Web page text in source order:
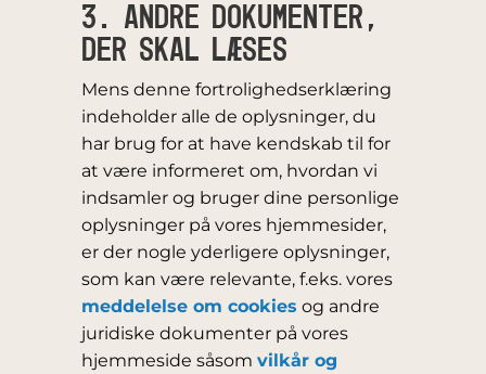
3. ANDRE DOKUMENTER,
DER SKAL LÆSES
Mens denne fortrolighedserklæring
indeholder alle de oplysninger, du
har brug for at have kendskab til for
at være informeret om, hvordan vi
indsamler og bruger dine personlige
oplysninger på vores hjemmesider,
er der nogle yderligere oplysninger,
som kan være relevante, f.eks. vores
meddelelse om cookies og andre
juridiske dokumenter på vores
hjemmeside såsom vilkår og